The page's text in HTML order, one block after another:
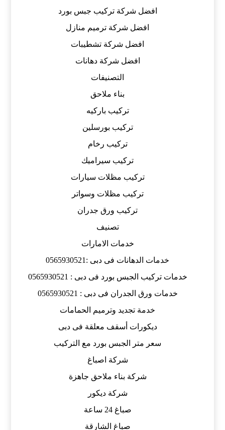
افضل شركة تركيب جبس بورد
افضل شركة ترميم منازل
افضل شركة تشطيبات
افضل شركة دهانات
التصنيفات
بناء ملاحق
تركيب باركيه
تركيب بورسلين
تركيب رخام
تركيب سيراميك
تركيب مظلات سيارات
تركيب مظلات وسواتر
تركيب ورق جدران
تصنيف
خدمات الامارات
خدمات الدهانات فى دبى :0565930521
خدمات تركيب الجبس بورد فى دبى : 0565930521
خدمات ورق الجدران فى دبى : 0565930521
خدمة تجديد وترميم الحمامات
ديكورات أسقف معلقة فى دبى
سعر متر الجبس بورد مع التركيب
شركة اصباغ
شركة بناء ملاحق جاهزة
شركة ديكور
صباغ 24 ساعة
صباغ الشارقة